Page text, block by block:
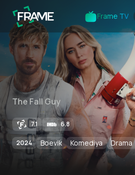
Frame TV
The Fall Guy
7.1 6.8
2024 Boevik Komediya Drama